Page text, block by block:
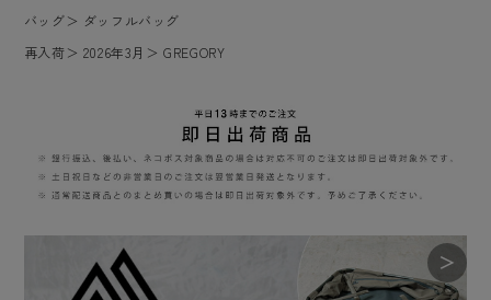
バッグ＞ ダッフルバッグ
再入荷＞ 2026年3月 ＞GREGORY
＞